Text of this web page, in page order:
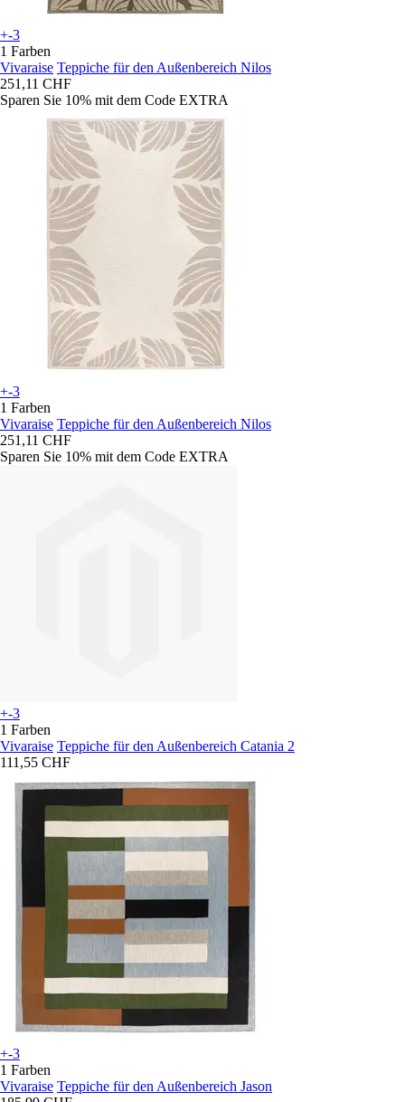
+-3
1 Farben
Vivaraise Teppiche für den Außenbereich Nilos
251,11 CHF
Sparen Sie 10% mit dem Code EXTRA
+-3
1 Farben
Vivaraise Teppiche für den Außenbereich Nilos
251,11 CHF
Sparen Sie 10% mit dem Code EXTRA
+-3
1 Farben
Vivaraise Teppiche für den Außenbereich Catania 2
111,55 CHF
+-3
1 Farben
Vivaraise Teppiche für den Außenbereich Jason